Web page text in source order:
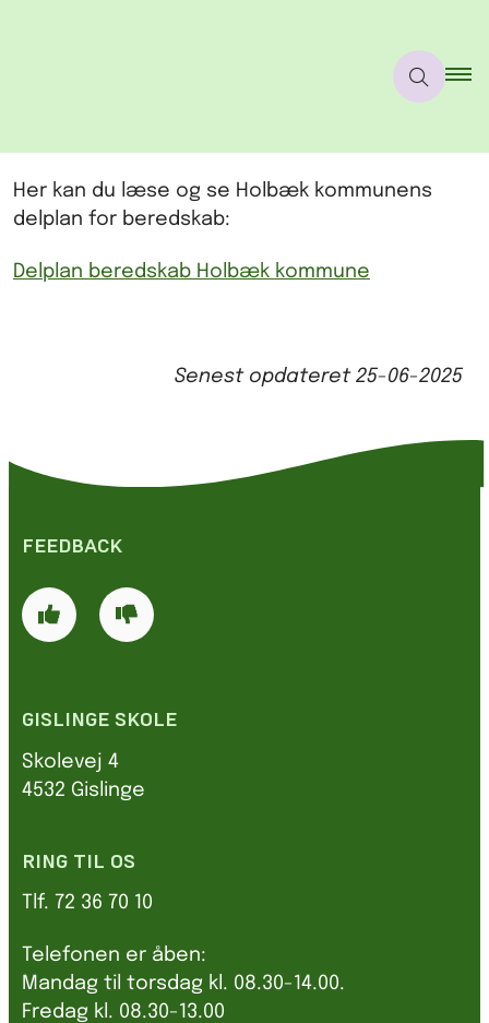
Her kan du læse og se Holbæk kommunens
delplan for beredskab:
Delplan beredskab Holbæk kommune
Senest opdateret 25-06-2025
FEEDBACK
GISLINGE SKOLE
Skolevej 4
4532 Gislinge
RING TIL OS
Tlf. 72 36 70 10
Telefonen er åben:
Mandag til torsdag kl. 08.30-14.00.
Fredag kl. 08.30-13.00